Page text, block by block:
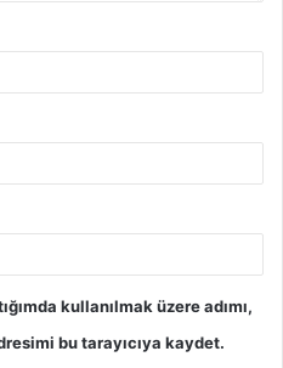
kullanılmak üzere adımı,
bu tarayıcıya kaydet.